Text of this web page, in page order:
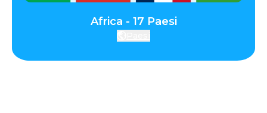
Africa - 17 Paesi